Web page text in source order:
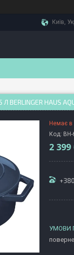
Київ,
HAUS
Немає в
Код:
2 399